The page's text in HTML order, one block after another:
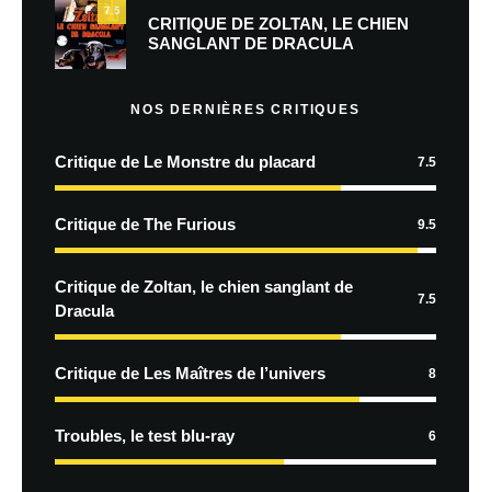
7.5
CRITIQUE DE ZOLTAN, LE CHIEN
SANGLANT DE DRACULA
NOS DERNIÈRES CRITIQUES
Critique de Le Monstre du placard 7.5
Critique de The Furious 9.5
Critique de Zoltan, le chien sanglant de
Dracula
7.5
Critique de Les Maîtres de l’univers 8
Troubles, le test blu-ray 6